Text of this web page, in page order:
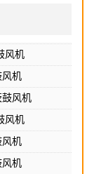
风机
风机
风机
风机
风机
风机